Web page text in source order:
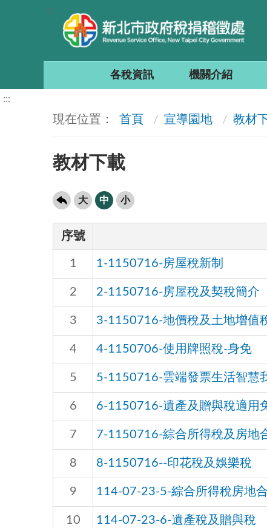
:::
各稅資訊 機關介紹
:::
首頁 宣導園地 教材
教材下載
大 中 小
序號
1 1-1150716-房屋稅新制
2 2-1150716-房屋稅及契稅簡介
3 3-1150716-地價稅及土地增值
4 4-1150706-使用牌照稅-身免
5 5-1150716-雲端發票生活智慧
6 6-1150716-遺產及贈與稅適用
7 7-1150716-綜合所得稅及房地
8 8-1150716--印花稅及娛樂稅
9 114-07-23-5-綜合所得稅房地
10 114-07-23-6-遺產稅及贈與稅